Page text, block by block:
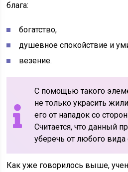
блага:
богатство,
душевное спокойствие и
везение.
С помощью такого
не только украсить
его от нападок со
Считается, что данный
уберечь от любого вида
Как уже говорилось выше,